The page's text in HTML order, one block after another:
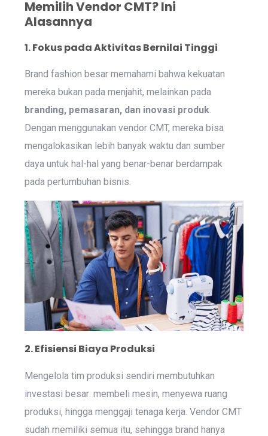
Memilih Vendor CMT? Ini
Alasannya
1. Fokus pada Aktivitas Bernilai Tinggi
Brand fashion besar memahami bahwa kekuatan
mereka bukan pada menjahit, melainkan pada
branding, pemasaran, dan inovasi produk.
Dengan menggunakan vendor CMT, mereka bisa
mengalokasikan lebih banyak waktu dan sumber
daya untuk hal-hal yang benar-benar berdampak
pada pertumbuhan bisnis.
2. Efisiensi Biaya Produksi
Mengelola tim produksi sendiri membutuhkan
investasi besar: membeli mesin, menyewa ruang
produksi, hingga menggaji tenaga kerja. Vendor CMT
sudah memiliki semua itu, sehingga brand hanya